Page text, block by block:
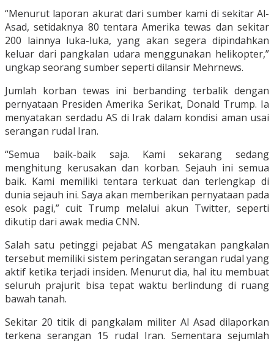
“Menurut laporan akurat dari sumber kami di sekitar Al-
Asad, setidaknya 80 tentara Amerika tewas dan sekitar
200 lainnya luka-luka, yang akan segera dipindahkan
keluar dari pangkalan udara menggunakan helikopter,”
ungkap seorang sumber seperti dilansir Mehrnews.
Jumlah korban tewas ini berbanding terbalik dengan
pernyataan Presiden Amerika Serikat, Donald Trump. Ia
menyatakan serdadu AS di Irak dalam kondisi aman usai
serangan rudal Iran.
“Semua baik-baik saja. Kami sekarang sedang
menghitung kerusakan dan korban. Sejauh ini semua
baik. Kami memiliki tentara terkuat dan terlengkap di
dunia sejauh ini. Saya akan memberikan pernyataan pada
esok pagi,” cuit Trump melalui akun Twitter, seperti
dikutip dari awak media CNN.
Salah satu petinggi pejabat AS mengatakan pangkalan
tersebut memiliki sistem peringatan serangan rudal yang
aktif ketika terjadi insiden. Menurut dia, hal itu membuat
seluruh prajurit bisa tepat waktu berlindung di ruang
bawah tanah.
Sekitar 20 titik di pangkalam militer Al Asad dilaporkan
terkena serangan 15 rudal Iran. Sementara sejumlah